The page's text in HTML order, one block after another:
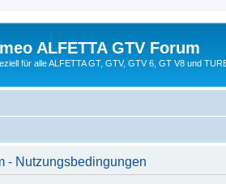
ALFETTA GTV Forum
für alle ALFETTA GT, GTV, GTV 6, GT V8 und
- Nutzungsbedingungen